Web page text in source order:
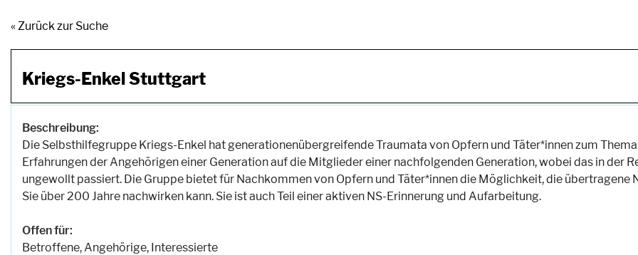
« Zurück zur Suche
Kriegs-Enkel Stuttgart
Beschreibung:
Die Selbsthilfegruppe Kriegs-Enkel hat generationenübergreifende Traumata von Opfern und Täter*innen zum
Erfahrungen der Angehörigen einer Generation auf die Mitglieder einer nachfolgenden Generation, wobei das in der
ungewollt passiert. Die Gruppe bietet für Nachkommen von Opfern und Täter*innen die Möglichkeit, die
Sie über 200 Jahre nachwirken kann. Sie ist auch Teil einer aktiven NS-Erinnerung und Aufarbeitung.
Offen für:
Betroffene, Angehörige, Interessierte